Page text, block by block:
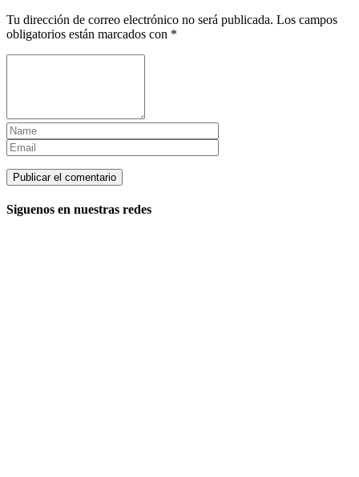
Tu dirección de correo electrónico no será publicada. Los campos
obligatorios están marcados con *
Siguenos en nuestras redes